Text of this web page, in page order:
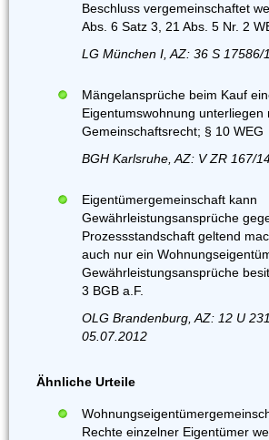
Beschluss vergemeinschaftet
Abs. 6 Satz 3, 21 Abs. 5 Nr. 2
LG München I, AZ: 36 S 17586/
Mängelansprüche beim Kauf
Eigentumswohnung unterliegen
Gemeinschaftsrecht; § 10 WEG
BGH Karlsruhe, AZ: V ZR 167/
Eigentümergemeinschaft kann
Gewährleistungsansprüche
Prozessstandschaft geltend
auch nur ein
Gewährleistungsansprüche
3 BGB a.F.
OLG Brandenburg, AZ: 12 U
05.07.2012
Ähnliche Urteile
Rechte einzelner Eigentümer